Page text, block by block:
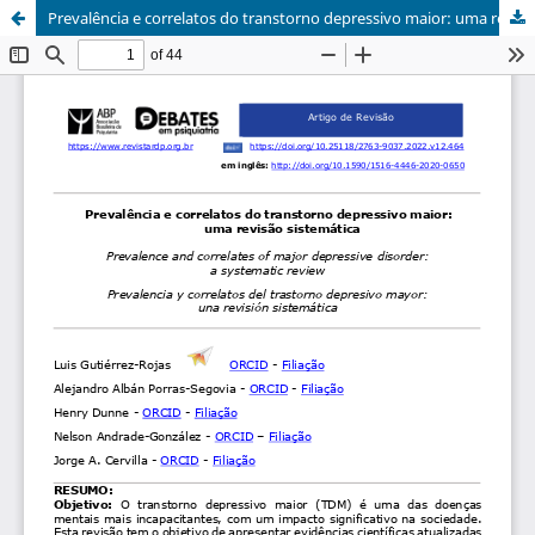
Prevalência e correlatos do transtorno depressivo maior: uma revisão sistemática